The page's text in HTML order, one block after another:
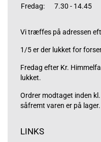
Fredag:
7.30 - 14.45
Vi træffes på adressen
1/5 er der lukket for
Fredag efter Kr.
lukket.
Ordrer modtaget inden
såfremt varen er på lager.
LINKS